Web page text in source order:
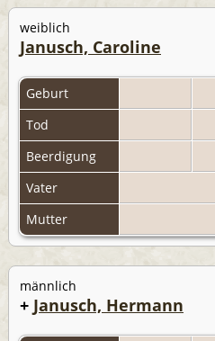
weiblich
Janusch, Caroline
Geburt
Tod
Beerdigung
Vater
Mutter
männlich
+ Janusch, Hermann